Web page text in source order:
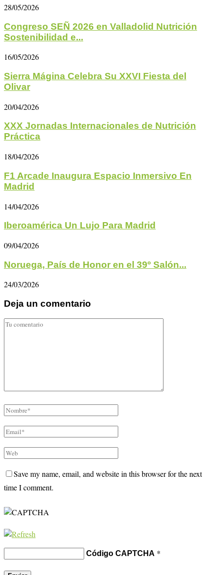
28/05/2026
Congreso SEÑ 2026 en Valladolid Nutrición
Sostenibilidad e...
16/05/2026
Sierra Mágina Celebra Su XXVI Fiesta del
Olivar
20/04/2026
XXX Jornadas Internacionales de Nutrición
Práctica
18/04/2026
F1 Arcade Inaugura Espacio Inmersivo En
Madrid
14/04/2026
Iberoamérica Un Lujo Para Madrid
09/04/2026
Noruega, País de Honor en el 39º Salón...
24/03/2026
Deja un comentario
Save my name, email, and website in this browser for the next
time I comment.
Código CAPTCHA *